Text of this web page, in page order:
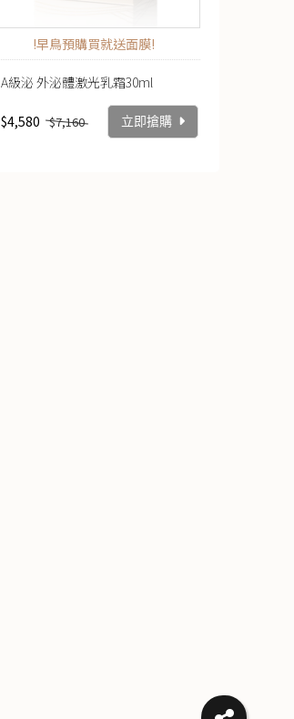
!早鳥預購買就送面膜!
A級泌 外泌體激光乳霜30ml
$4,580 $7,160 立即搶購